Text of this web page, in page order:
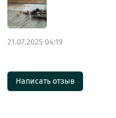
21.07.2025 04:19
Написать отзыв